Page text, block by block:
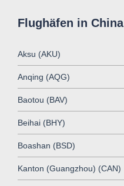
Flughäfen in China
Aksu (AKU)
Anqing (AQG)
Baotou (BAV)
Beihai (BHY)
Boashan (BSD)
Kanton (Guangzhou) (CAN)